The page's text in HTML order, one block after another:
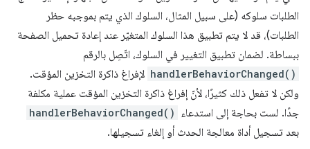
الطلبات سلوكه (على سبيل المثال، السلوك الذي يتم بموجبه حظر
الطلبات)، قد لا يتم تطبيق هذا السلوك المتغيّر عند إعادة تحميل الصفحة
ببساطة. لضمان تطبيق التغيير في السلوك، اتّصِل بالرقم
handlerBehaviorChanged() لإفراغ ذاكرة التخزين المؤقت.
ولكن لا تفعل ذلك كثيرًا، لأنّ إفراغ ذاكرة التخزين المؤقت عملية مكلفة
جدًا. لست بحاجة إلى استدعاء handlerBehaviorChanged()
بعد تسجيل أداة معالجة الحدث أو إلغاء تسجيلها.